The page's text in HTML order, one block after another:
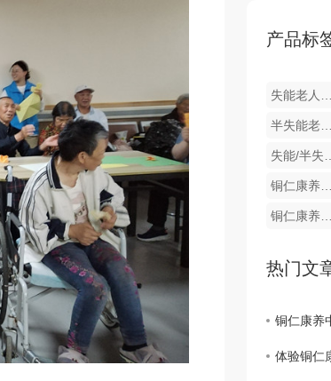
产品标
失能老人照护
半失能老人护理
失能/
铜仁康养护理
铜仁康养服务
热门文
铜仁康养